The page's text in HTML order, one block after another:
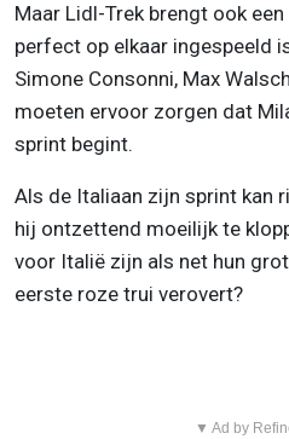
Maar Lidl-Trek brengt ook
perfect op elkaar ingespeeld
Simone Consonni, Max
moeten ervoor zorgen dat
sprint begint.
Als de Italiaan zijn sprint kan
hij ontzettend moeilijk te
voor Italië zijn als net hun
eerste roze trui verovert?
▼ Ad by